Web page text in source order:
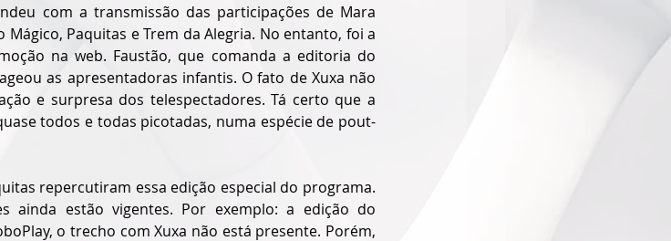
com a transmissão das participações de Mara
Mágico, Paquitas e Trem da Alegria. No entanto, foi a
na web. Faustão, que comanda a editoria do
as apresentadoras infantis. O fato de Xuxa não
e surpresa dos telespectadores. Tá certo que a
todos e todas picotadas, numa espécie de pout-
repercutiram essa edição especial do programa.
ainda estão vigentes. Por exemplo: a edição do
o trecho com Xuxa não está presente. Porém,